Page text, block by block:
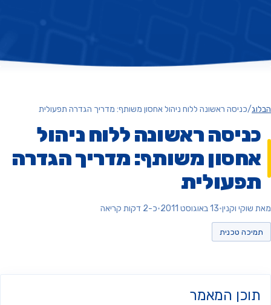
/כניסה ראשונה ללוח ניהול אחסון משותף: מדריך הגדרה תפעולית
ראשונה ללוח ניהול
משותף: מדריך הגדרה
וקנין •13 באוגוסט 2011 •כ-2 דקות קריאה
טכנית
המאמר